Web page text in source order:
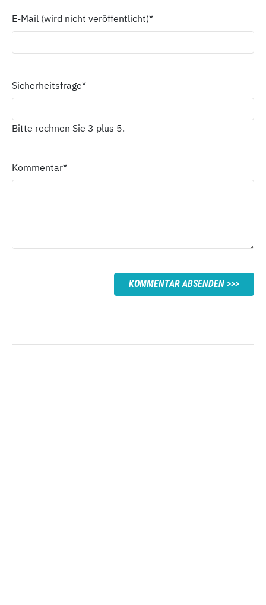
E-Mail (wird nicht veröffentlicht)*
Sicherheitsfrage*
Bitte rechnen Sie 3 plus 5.
Kommentar*
KOMMENTAR ABSENDEN